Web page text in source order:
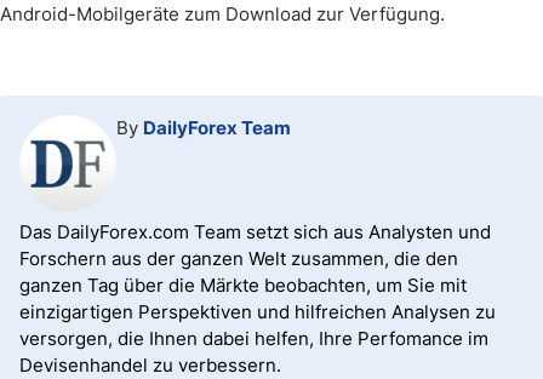
Android-Mobilgeräte zum Download zur Verfügung.
By DailyForex Team
Das DailyForex.com Team setzt sich aus Analysten und
Forschern aus der ganzen Welt zusammen, die den
ganzen Tag über die Märkte beobachten, um Sie mit
einzigartigen Perspektiven und hilfreichen Analysen zu
versorgen, die Ihnen dabei helfen, Ihre Perfomance im
Devisenhandel zu verbessern.